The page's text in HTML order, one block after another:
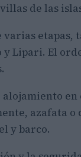
de las
etapas,
Lipari. El
azafata o
y barco.